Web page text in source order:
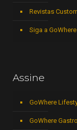
Revistas
Siga a GoWhere
Assine
GoWhere
GoWhere